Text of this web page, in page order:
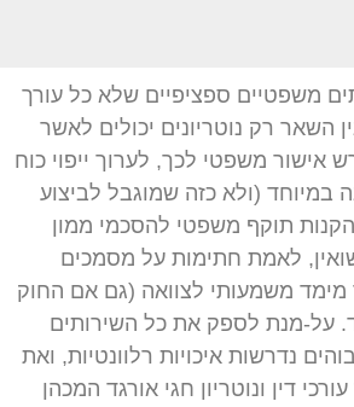
משפטיים ספציפיים שלא כל עורך
השאר רק נוטריונים יכולים לאשר
אישור משפטי לכך, לערוך ייפוי כוח
(ולא כזה שמוגבל לביצוע
תוקף משפטי להסכמי ממון
לאמת חתימות על מסמכים
מימד משמעותי לצוואה (גם אם החוק
על-מנת לספק את כל השירותים
נדרשות איכויות רלוונטיות, ואת
דין ונוטריון חגי אורגד המכהן